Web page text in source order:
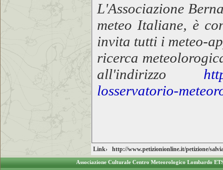
L'Associazione
meteo Italiane, è
invita tutti i meteo-
ricerca
all'indirizzo
losservatorio-
Link› http://www.petizionionline.it/petizione/
Associazione Culturale Centro Meteorologico Lombardo